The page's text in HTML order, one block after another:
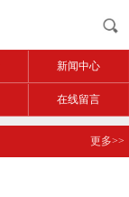
新闻中心
在线留言
更多>>